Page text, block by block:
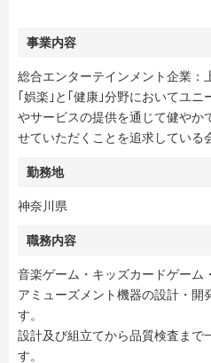
事業内容
総合エンターテインメント企業：
｢娯楽｣と｢健康｣分野においてユ
やサービスの提供を通じて健やか
せていただくことを追求している
勤務地
神奈川県
職務内容
音楽ゲーム・キッズカードゲーム
アミューズメント機器の設計・開
す。
設計及び組立てから品質検査まで
す。